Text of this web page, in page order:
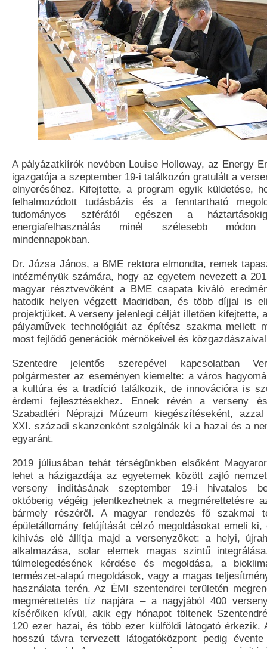
A pályázatkiírók nevében Louise Holloway, az Energy
igazgatója a szeptember 19-i találkozón gratulált a
elnyeréséhez. Kifejtette, a program egyik küldetése,
felhalmozódott tudásbázis és a fenntartható
tudományos szférától egészen a
energiafelhasználás minél szélesebb
mindennapokban.
Dr. Józsa János, a BME rektora elmondta, remek
intézményük számára, hogy az egyetem nevezett a
magyar résztvevőként a BME csapata kiváló
hatodik helyen végzett Madridban, és több díjjal is
projektjüket. A verseny jelenlegi célját illetően kifejtette,
pályaművek technológiáit az építész szakma mellett
most fejlődő generációk mérnökeivel és
Szentedre jelentős szerepével kapcsolatban
polgármester az eseményen kiemelte: a város
a kultúra és a tradíció találkozik, de innovációra is
érdemi fejlesztésekhez. Ennek révén a verseny
Szabadtéri Néprajzi Múzeum kiegészítéseként,
XXI. századi skanzenként szolgálnák ki a hazai és a
egyaránt.
2019 júliusában tehát térségünkben elsőként
lehet a házigazdája az egyetemek között zajló
verseny indításának szeptember 19-i hivatalos
októberig végéig jelentkezhetnek a megmérettetésre
bármely részéről. A magyar rendezés fő szakmai
épületállomány felújítását célzó megoldásokat emeli
kihívás elé állítja majd a versenyzőket: a helyi,
alkalmazása, solar elemek magas szintű
túlmelegedésének kérdése és megoldása, a
természet-alapú megoldások, vagy a magas
használata terén. Az ÉMI szentendrei területén
megmérettetés tíz napjára – a nagyjából 400
kísérőiken kívül, akik egy hónapot töltenek
120 ezer hazai, és több ezer külföldi látogató érkezik.
hosszú távra tervezett látogatóközpont pedig